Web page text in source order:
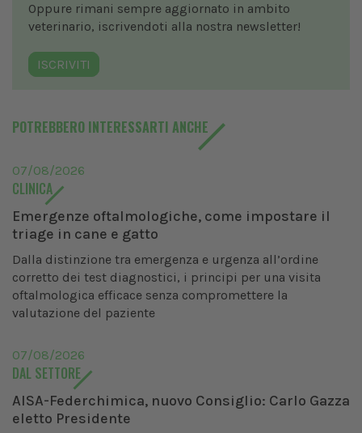
Oppure rimani sempre aggiornato in ambito
veterinario, iscrivendoti alla nostra newsletter!
ISCRIVITI
POTREBBERO INTERESSARTI ANCHE
07/08/2026
CLINICA
Emergenze oftalmologiche, come impostare il
triage in cane e gatto
Dalla distinzione tra emergenza e urgenza all’ordine
corretto dei test diagnostici, i principi per una visita
oftalmologica efficace senza compromettere la
valutazione del paziente
07/08/2026
DAL SETTORE
AISA-Federchimica, nuovo Consiglio: Carlo Gazza
eletto Presidente